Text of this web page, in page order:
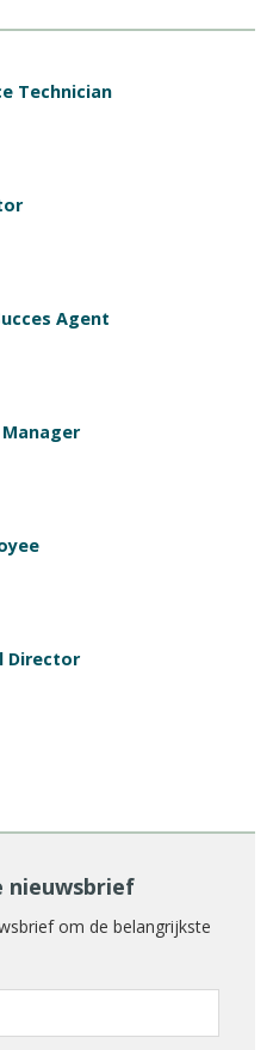
Technician
Agent
Director
nieuwsbrief
om de belangrijkste